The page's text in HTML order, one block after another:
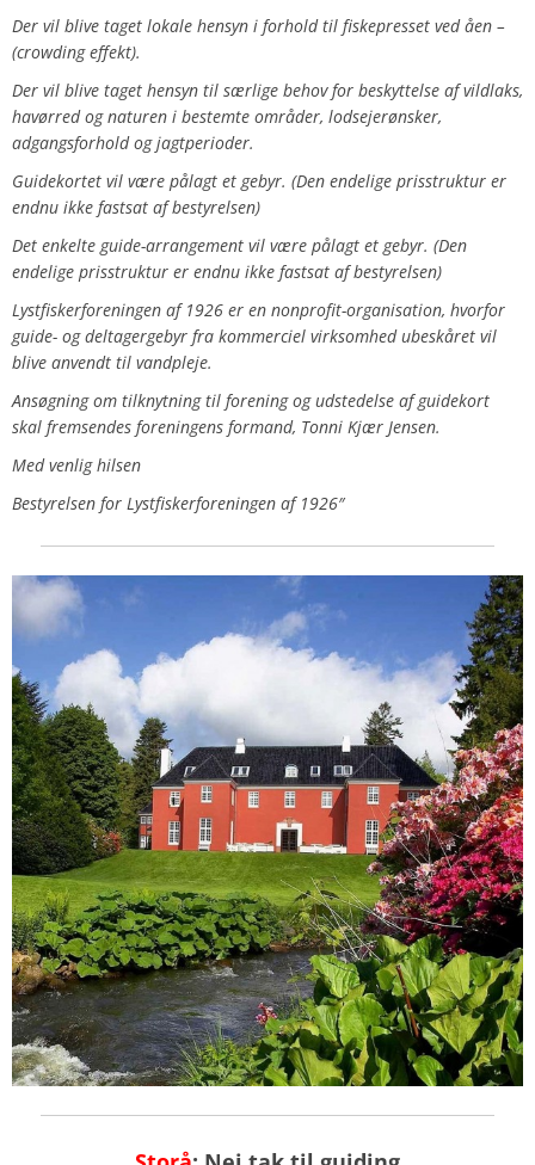
Der vil blive taget lokale hensyn i forhold til fiskepresset ved åen –
(crowding effekt).
Der vil blive taget hensyn til særlige behov for beskyttelse af vildlaks,
havørred og naturen i bestemte områder, lodsejerønsker,
adgangsforhold og jagtperioder.
Guidekortet vil være pålagt et gebyr. (Den endelige prisstruktur er
endnu ikke fastsat af bestyrelsen)
Det enkelte guide-arrangement vil være pålagt et gebyr. (Den
endelige prisstruktur er endnu ikke fastsat af bestyrelsen)
Lystfiskerforeningen af 1926 er en nonprofit-organisation, hvorfor
guide- og deltagergebyr fra kommerciel virksomhed ubeskåret vil
blive anvendt til vandpleje.
Ansøgning om tilknytning til forening og udstedelse af guidekort
skal fremsendes foreningens formand, Tonni Kjær Jensen.
Med venlig hilsen
Bestyrelsen for Lystfiskerforeningen af 1926″